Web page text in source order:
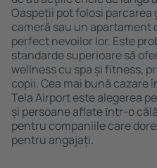
Oaspeții pot folosi parcarea
cameră sau un apartament
perfect nevoilor lor. Este
standarde superioare să
wellness cu spa și fitness,
copii. Cea mai bună cazare
Tela Airport este alegerea
și persoane aflate ȋntr-o
pentru companiile care
pentru angajați.